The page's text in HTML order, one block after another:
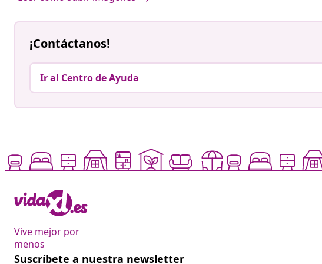
¡Contáctanos!
Ir al Centro de Ayuda
Vive mejor por
menos
Suscríbete a nuestra newsletter